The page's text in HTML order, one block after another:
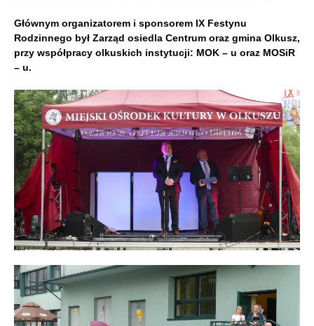
Głównym organizatorem i sponsorem IX Festynu
Rodzinnego był Zarząd osiedla Centrum oraz gmina Olkusz,
przy współpracy olkuskich instytucji: MOK – u oraz MOSiR
– u.